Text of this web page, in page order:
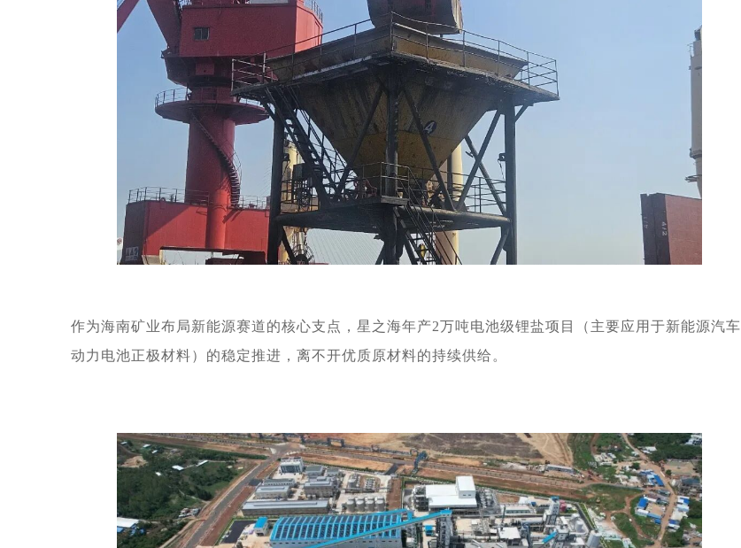
作为海南矿业布局新能源赛道的核心支点，星之海年产2万吨电池级锂盐项目（主要应用于新能源汽车
动力电池正极材料）的稳定推进，离不开优质原材料的持续供给。